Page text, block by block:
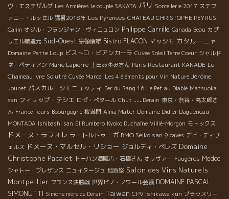
ヴ・エステザルグ Les Armières le couple SAKATA パリ Sorcellerie 2017 ステフ
ァニー・ルッセル 猛暑2018年 Les Pyrenees CHATEAU CHRISTOPHE PEYRUS
Calim オジル・フランジャン・ヴィニュロン Philippe Carrille Canada Beau カプ
リエル醸造元 Sud-Ouest 宗像康雄 Bistro FLACON マッシモ カタルーニャ
Domaine Patte Loup ビストロ・ビアンカーラ Cuvée Soleil Terre Coeur シャルド
ネ・ペティアン Marie Lapierre 上田あゆみさん Paris Restaurant KANADE Le
Chameau Ivre Solutré Cuvée Marcel Les 4 éléments pour Vin Nature Jérôme
Jouret パスカル・シモニュッティ Fer du Sang 16 Le Pet au Diable Matsuoka
san フィリップ・テシエ ロゼ・ぺタール Chut ......Derain 東京・渋谷・高太郎さ
ん France Tours Boourgogne 桜満開 Alma Mater Domaine Didier Dagueneau
MONTADA Ishibashi san El Rumbero Kyoko Duchaîne Villié-Morgon モトックス
ドメーヌ・ラフォレ ラ・トルトゥーガ BMO Seiko san 9 caves デビ・ディヴ
ェルス ドメーヌ・マルセル・リショー ジョルディ・ペレズ Domaine
Christophe Pacalet トーハン酒販店・石橋さん オリヴァー Faugères Medoc
シャトー・プレザンス ニュイタージュ 地酒祭 Salon des Vins Naturels
Montpellier フランス決勝戦 世界ピノ・ノワール会議 DOMAINE PASCAL
SIMONUTTI Simone mère de Derain Taiwan CPV Ishikawa kun ブラッスリー